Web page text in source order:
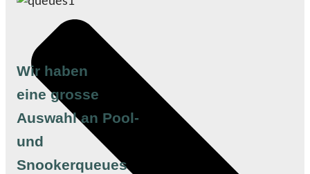
Wir haben
eine grosse
Auswahl an Pool-
und
Snookerqueues